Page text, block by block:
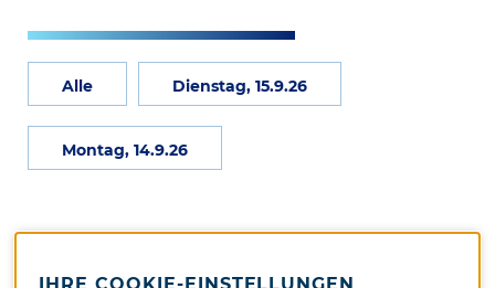
Alle Dienstag, 15.9.26
Montag, 14.9.26
IHRE COOKIE-EINSTELLUNGEN